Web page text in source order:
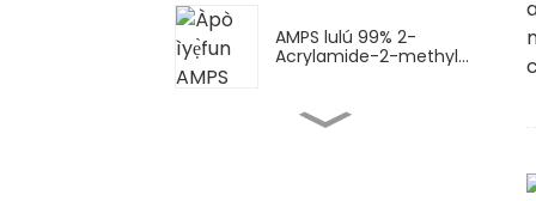
AMPS lulú 99% 2-
Acrylamide-2-methyl...